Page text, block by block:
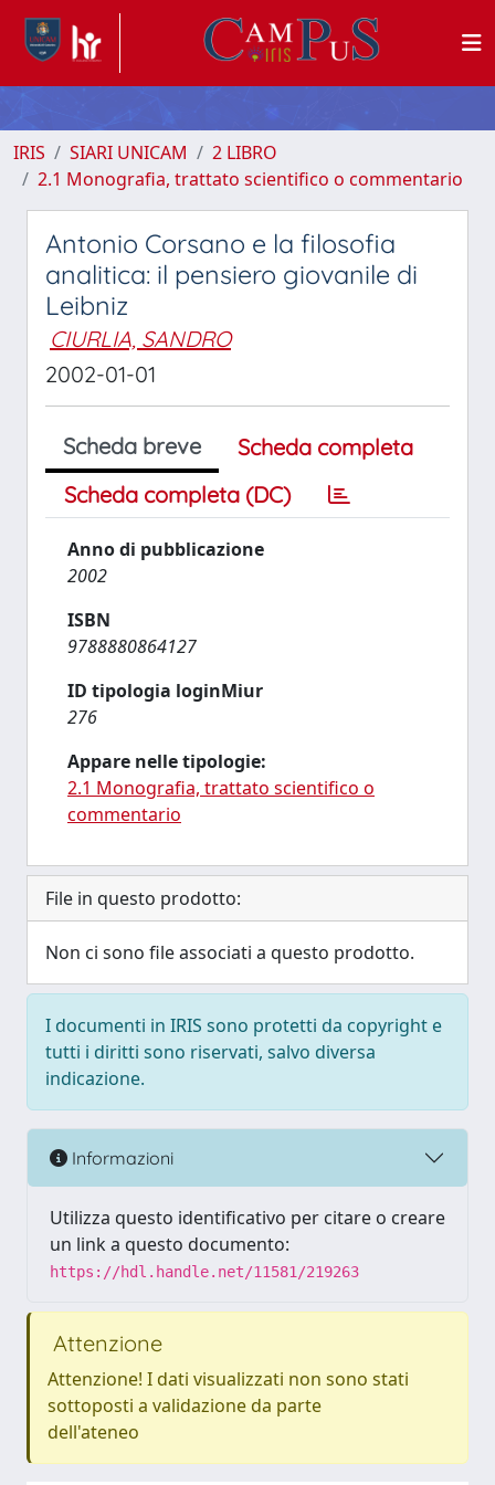
IRIS SIARI UNICAM
2 LIBRO
2.1 Monografia, trattato scientifico o commentario
Antonio Corsano e la filosofia
analitica: il pensiero giovanile di
Leibniz
CIURLIA, SANDRO
2002-01-01
Scheda breve
Scheda completa
Scheda completa (DC)
Anno di pubblicazione
2002
ISBN
9788880864127
ID tipologia loginMiur
276
Appare nelle tipologie:
2.1 Monografia, trattato scientifico o
commentario
File in questo prodotto:
Non ci sono file associati a questo prodotto.
I documenti in IRIS sono protetti da copyright e
tutti i diritti sono riservati, salvo diversa
indicazione.
Informazioni
Utilizza questo identificativo per citare o creare
un link a questo documento:
https://hdl.handle.net/11581/219263
Attenzione
Attenzione! I dati visualizzati non sono stati
sottoposti a validazione da parte
dell'ateneo